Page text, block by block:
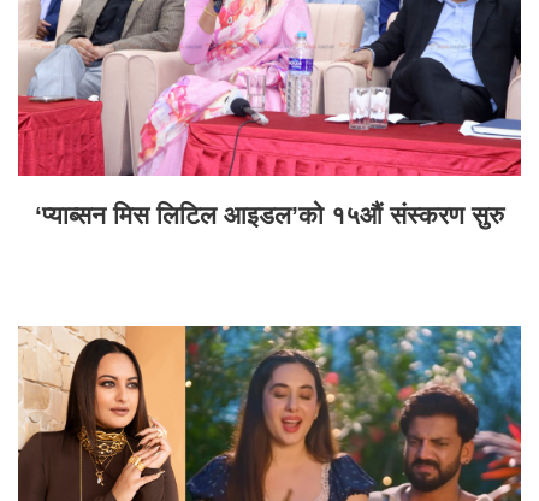
‘प्याब्सन मिस लिटिल आइडल’को १५औं संस्करण सुरु